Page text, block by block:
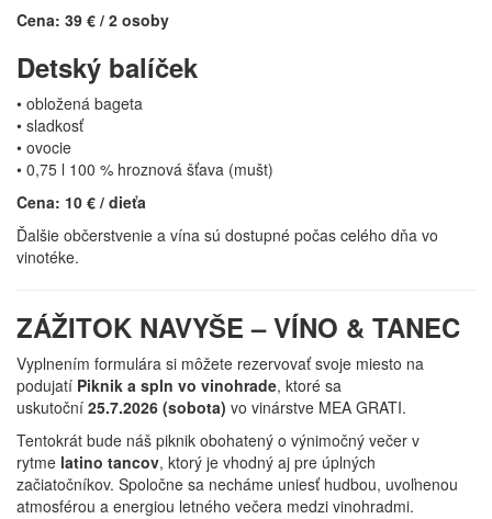
Cena: 39 € / 2 osoby
Detský balíček
• obložená bageta
• sladkosť
• ovocie
• 0,75 l 100 % hroznová šťava (mušt)
Cena: 10 € / dieťa
Ďalšie občerstvenie a vína sú dostupné počas celého dňa vo
vinotéke.
ZÁŽITOK NAVYŠE – VÍNO & TANEC
Vyplnením formulára si môžete rezervovať svoje miesto na
podujatí Piknik a spln vo vinohrade, ktoré sa
uskutoční 25.7.2026 (sobota) vo vinárstve MEA GRATI.
Tentokrát bude náš piknik obohatený o výnimočný večer v
rytme latino tancov, ktorý je vhodný aj pre úplných
začiatočníkov. Spoločne sa necháme uniesť hudbou, uvoľnenou
atmosférou a energiou letného večera medzi vinohradmi.